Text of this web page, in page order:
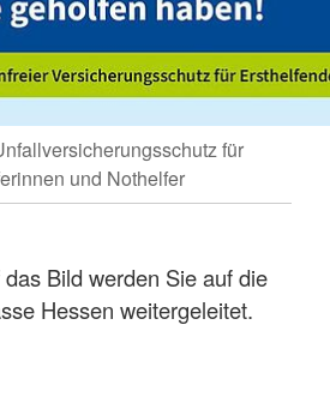
für
und Nothelfer
Bild werden Sie auf die
Hessen weitergeleitet.